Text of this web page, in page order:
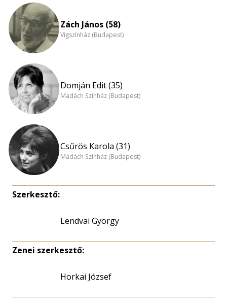
Zách János (58)
Vígszínház (Budapest)
Domján Edit (35)
Madách Színház (Budapest)
Csűrös Karola (31)
Madách Színház (Budapest)
Szerkesztő:
Lendvai György
Zenei szerkesztő:
Horkai József